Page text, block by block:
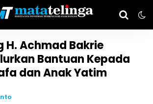
H. Achmad Bakrie
Bantuan Kepada
dan Anak Yatim